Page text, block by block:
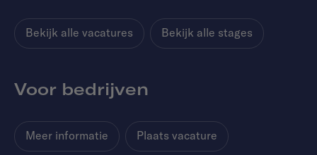
Bekijk alle vacatures Bekijk alle stages
Voor bedrijven
Meer informatie Plaats vacature